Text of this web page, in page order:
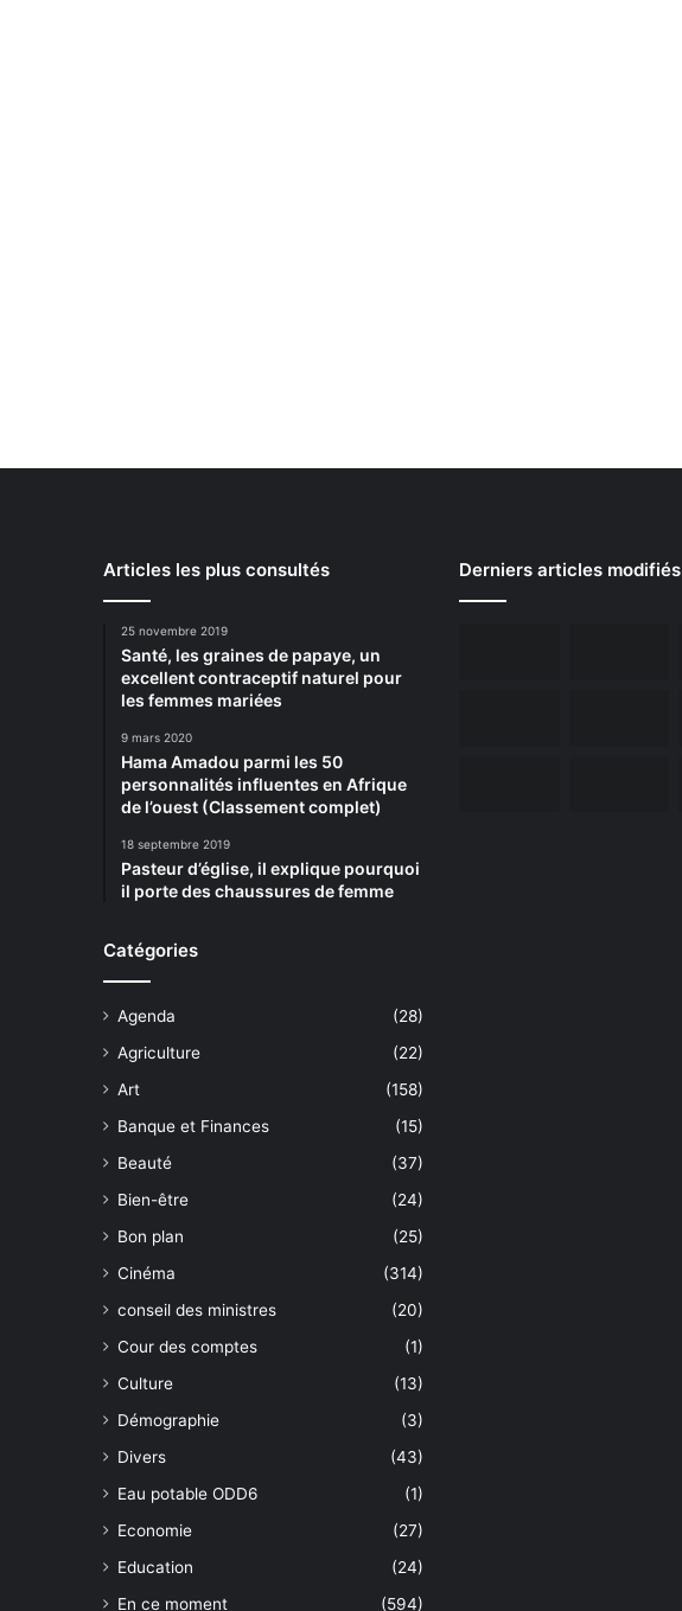
Articles les plus consultés
25 novembre 2019
Santé, les graines de papaye, un
excellent contraceptif naturel pour
les femmes mariées
9 mars 2020
Hama Amadou parmi les 50
personnalités influentes en Afrique
de l’ouest (Classement complet)
18 septembre 2019
Pasteur d’église, il explique pourquoi
il porte des chaussures de femme
Catégories
Agenda
(28)
Agriculture
(22)
Art
(158)
Banque et Finances
(15)
Beauté
(37)
Bien-être
(24)
Bon plan
(25)
Cinéma
(314)
conseil des ministres
(20)
Cour des comptes
(1)
Culture
(13)
Démographie
(3)
Divers
(43)
Eau potable ODD6
(1)
Economie
(27)
Education
(24)
En ce moment
(594)
Derniers articles modifiés